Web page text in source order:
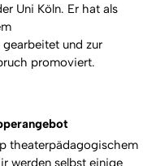
Uni Köln. Er hat als
und zur
promoviert.
theaterpädagogischem
werden selbst einige